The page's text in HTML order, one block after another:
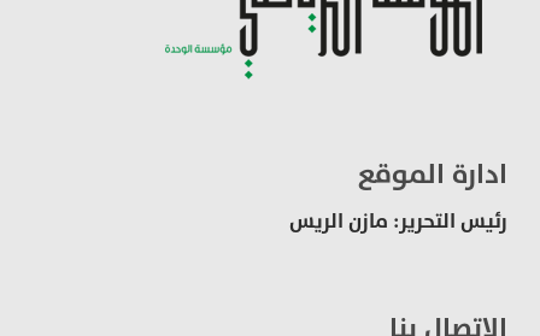
ادارة الموقع
رئيس التحرير: مازن الريس